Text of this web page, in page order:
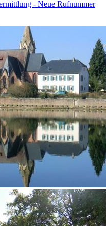
- Neue Rufnummer